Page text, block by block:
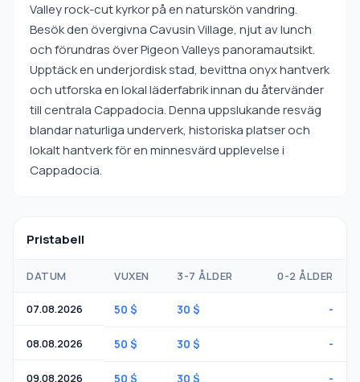
Valley rock-cut kyrkor på en naturskön vandring.
Besök den övergivna Cavusin Village, njut av lunch
och förundras över Pigeon Valleys panoramautsikt.
Upptäck en underjordisk stad, bevittna onyx hantverk
och utforska en lokal läderfabrik innan du återvänder
till centrala Cappadocia. Denna uppslukande resväg
blandar naturliga underverk, historiska platser och
lokalt hantverk för en minnesvärd upplevelse i
Cappadocia.
Pristabell
DATUM VUXEN 3-7 ÅLDER 0-2 ÅLDER
07.08.2026 50 $ 30 $ -
08.08.2026 50 $ 30 $ -
09.08.2026 50 $ 30 $ -